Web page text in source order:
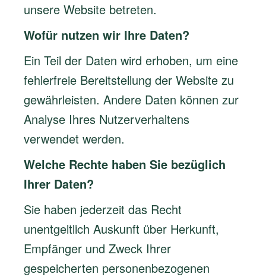
unsere Website betreten.
Wofür nutzen wir Ihre Daten?
Ein Teil der Daten wird erhoben, um eine
fehlerfreie Bereitstellung der Website zu
gewährleisten. Andere Daten können zur
Analyse Ihres Nutzerverhaltens
verwendet werden.
Welche Rechte haben Sie bezüglich
Ihrer Daten?
Sie haben jederzeit das Recht
unentgeltlich Auskunft über Herkunft,
Empfänger und Zweck Ihrer
gespeicherten personenbezogenen